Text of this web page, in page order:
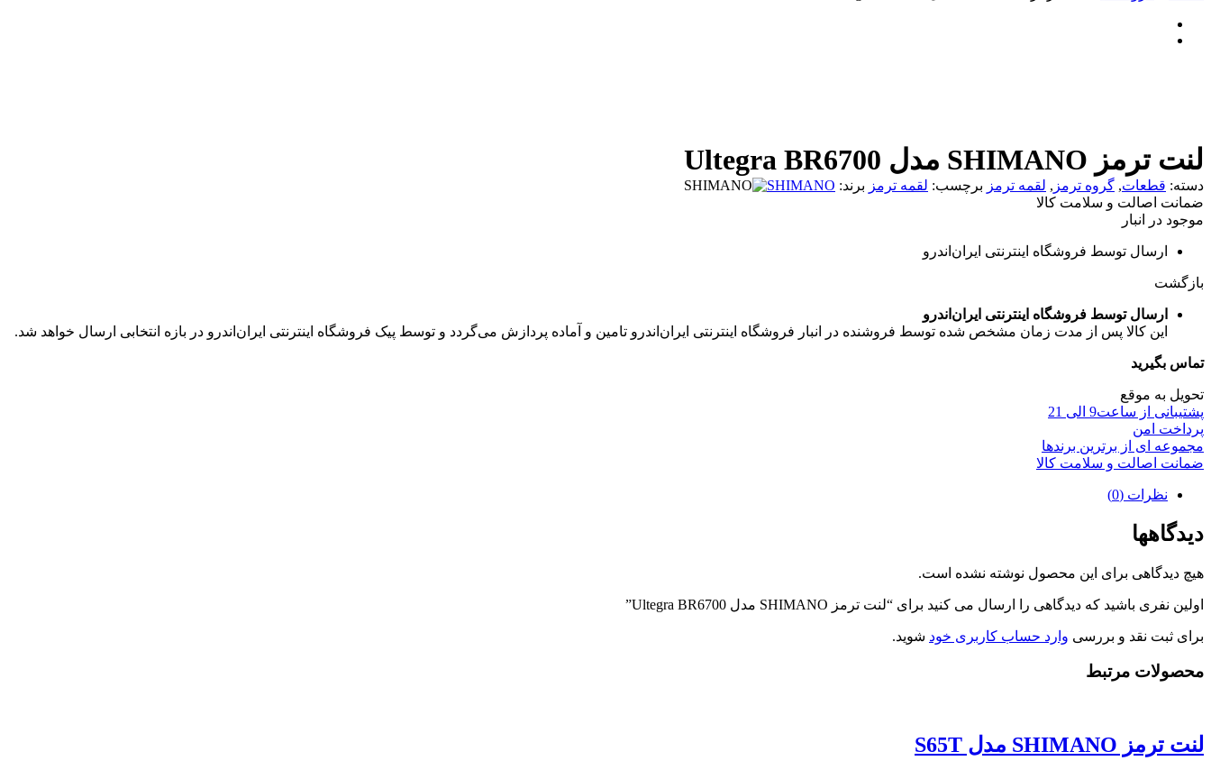
لنت ترمز SHIMANO مدل Ultegra BR6700
دسته: قطعات, گروه ترمز , لقمه ترمز برچسب: لقمه ترمز برند: SHIMANO
ضمانت اصالت و سلامت کالا
موجود در انبار
ارسال توسط فروشگاه اینترنتی ایران‌اندرو
بازگشت
ارسال توسط فروشگاه اینترنتی ایران‌اندرو
این کالا پس از مدت زمان مشخص شده توسط فروشنده در انبار فروشگاه اینترنتی ایران‌اندرو تامین و آماده پردازش می‌گردد و توسط پیک فروشگاه اینترنتی ایران‌اندرو در بازه انتخابی ارسال خواهد شد.
تماس بگیرید
تحویل به موقع
پشتیبانی از ساعت9 الی 21
پرداخت امن
مجموعه ای از برترین برندها
ضمانت اصالت و سلامت کالا
نظرات (0)
دیدگاهها
هیچ دیدگاهی برای این محصول نوشته نشده است.
اولین نفری باشید که دیدگاهی را ارسال می کنید برای “لنت ترمز SHIMANO مدل Ultegra BR6700”
برای ثبت نقد و بررسی وارد حساب کاربری خود شوید.
محصولات مرتبط
لنت ترمز SHIMANO مدل S65T